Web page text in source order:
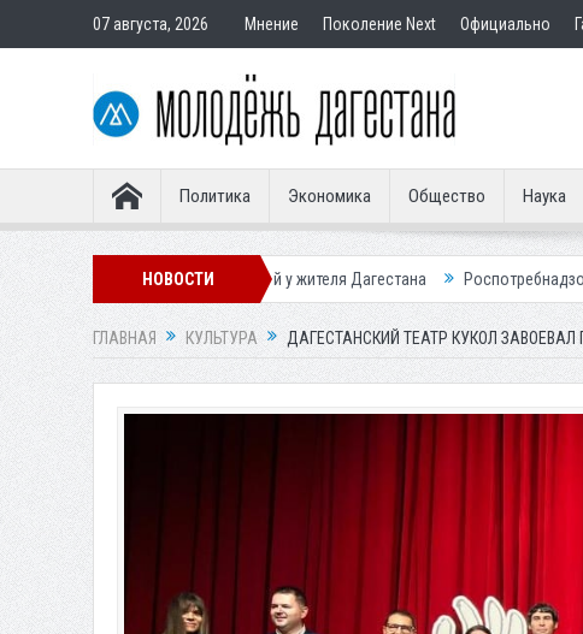
07 августа, 2026 Мнение Поколение Next Официально
Политика Экономика Общество Наука
НОВОСТИ
медведей у жителя Дагестана Роспотребнадзор предупредил о
ГЛАВНАЯ КУЛЬТУРА ДАГЕСТАНСКИЙ ТЕАТР КУКОЛ ЗАВОЕВАЛ